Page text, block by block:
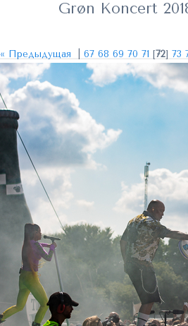
Grøn Koncert
« Предыдущая
67 68 69 70 71 [72] 73